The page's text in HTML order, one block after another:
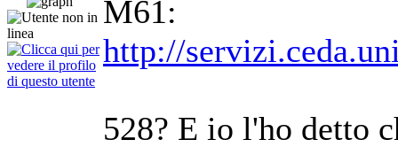
M61:
http://
528? E io l'ho detto